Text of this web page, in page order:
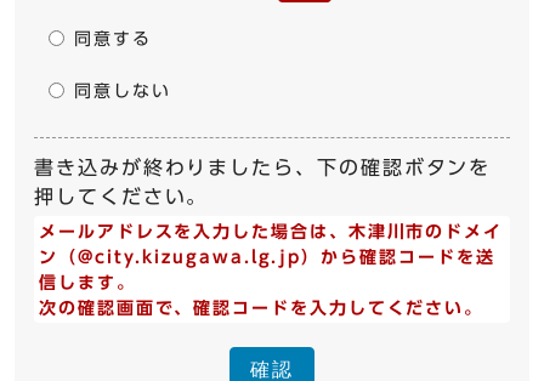
同意する
同意しない
書き込みが終わりましたら、下の確認ボタンを
押してください。
メールアドレスを入力した場合は、木津川市のドメイ
ン（@city.kizugawa.lg.jp）から確認コードを送
信します。
次の確認画面で、確認コードを入力してください。
確認